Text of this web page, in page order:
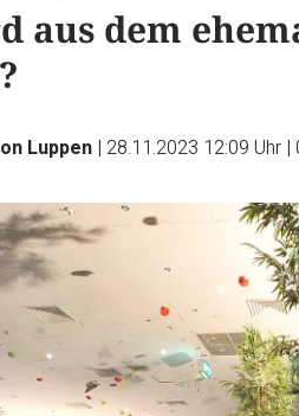
aus dem
Luppen | 28.11.2023 12:09 Uhr |